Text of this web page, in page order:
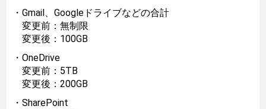
・Gmail、Googleドライブなどの合計
変更前：無制限
変更後：100GB
・OneDrive
変更前：5TB
変更後：200GB
・SharePoint